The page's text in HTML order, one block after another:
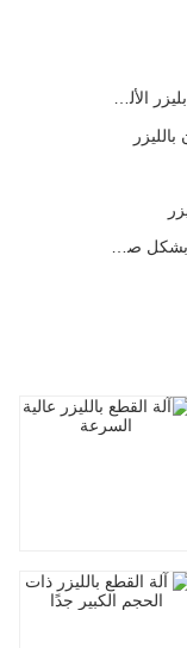
التفاصيل الأكثر إهمالًا لآلة القطع بليزر الألياف
كيفية استخدام آلة القطع بالليزر بشكل صحيح؟